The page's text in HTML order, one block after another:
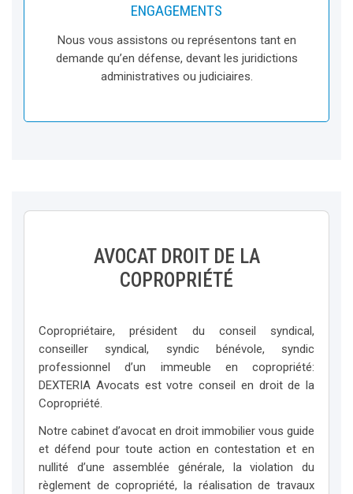
ENGAGEMENTS
Nous vous assistons ou représentons tant en
demande qu’en défense, devant les juridictions
administratives ou judiciaires.
AVOCAT DROIT DE LA
COPROPRIÉTÉ
Copropriétaire, président du conseil syndical,
conseiller syndical, syndic bénévole, syndic
professionnel d’un immeuble en copropriété:
DEXTERIA Avocats est votre conseil en droit de la
Copropriété.
Notre cabinet d’avocat en droit immobilier vous guide
et défend pour toute action en contestation et en
nullité d’une assemblée générale, la violation du
règlement de copropriété, la réalisation de travaux